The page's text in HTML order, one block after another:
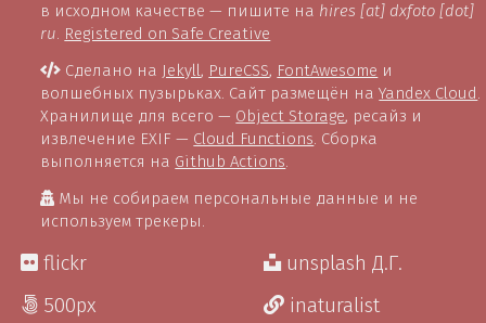
в исходном качестве — пишите на hires [at] dxfoto [dot]
ru. Registered on Safe Creative
Сделано на Jekyll, PureCSS, FontAwesome и
волшебных пузырьках. Сайт размещён наYandex Cloud.
Хранилище для всего — Object Storage, ресайз и
извлечение EXIF — Cloud Functions. Сборка
выполняется на Github Actions.
Мы не собираем персональные данные и не
используем трекеры.
flickr
500px
unsplash Д.Г.
inaturalist